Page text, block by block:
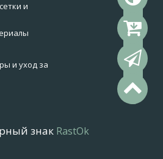
и
и уход за
знак RastOk